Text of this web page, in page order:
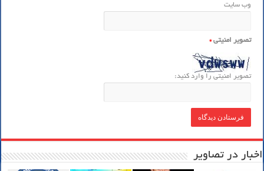
وب‌ سایت
تصویر امنیتی*
تصویر امنیتی را وارد کنید:
اخبار در تصاویر